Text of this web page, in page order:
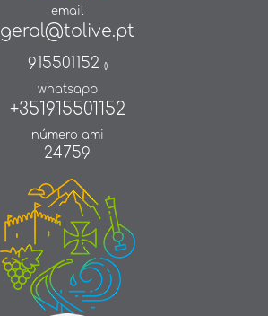
email
geral@tolive.pt
915501152 ()
whatsapp
+351915501152
número ami
24759